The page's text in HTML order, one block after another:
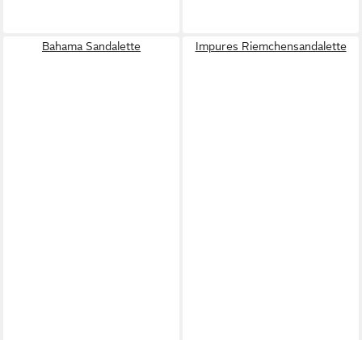
Bahama Sandalette Impures Riemchensandalette